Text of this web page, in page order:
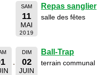
SAM
11
MAI
2019
Repas sanglier
salle des fêtes
DIM
02
JUIN
Ball-Trap
terrain communal